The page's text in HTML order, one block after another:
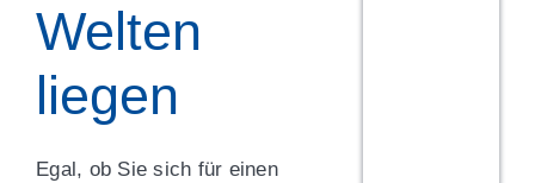
Welten
liegen
Egal, ob Sie sich für einen